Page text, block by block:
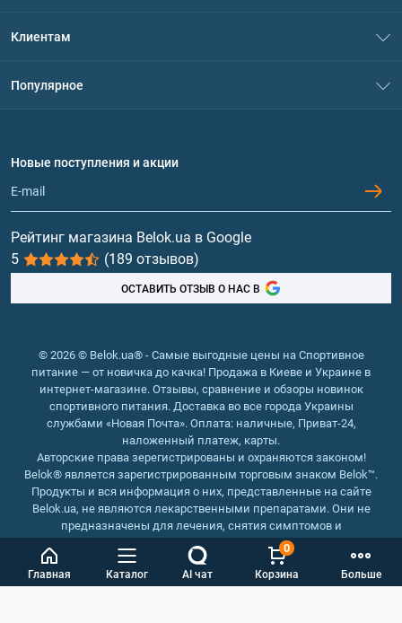
Главная Каталог AI чат Корзина
0
Больше
Политика конфиденциальности
Обмен и возврат
Клиентам
Популярное
Протеин
Гейнеры
Витамины и минералы
Рыбий жир, жирные кислоты
Новые поступления и акции
Рейтинг магазина Belok.ua в Google
5
(189 отзывов)
ОСТАВИТЬ ОТЗЫВ О НАС В
© 2026 © Belok.ua® - Самые выгодные цены на Спортивное
питание — от новичка до качка! Продажа в Киеве и Украине в
интернет-магазине. Отзывы, сравнение и обзоры новинок
спортивного питания. Доставка во все города Украины
службами «Новая Почта». Оплата: наличные, Приват-24,
наложенный платеж, карты.
Авторские права зерегистрированы и охраняются законом!
Belok® является зарегистрированным торговым знаком Belok™.
Продукты и вся информация о них, представленные на сайте
Belok.ua, не являются лекарственными препаратами. Они не
предназначены для лечения, снятия симптомов и
предотвращения болезней.
Интернет магазин Belok.ua
››Интернет магазин спортивного
питания